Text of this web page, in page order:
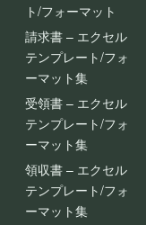
ト/フォーマット
請求書 – エクセル
テンプレート/フォ
ーマット集
受領書 – エクセル
テンプレート/フォ
ーマット集
領収書 – エクセル
テンプレート/フォ
ーマット集